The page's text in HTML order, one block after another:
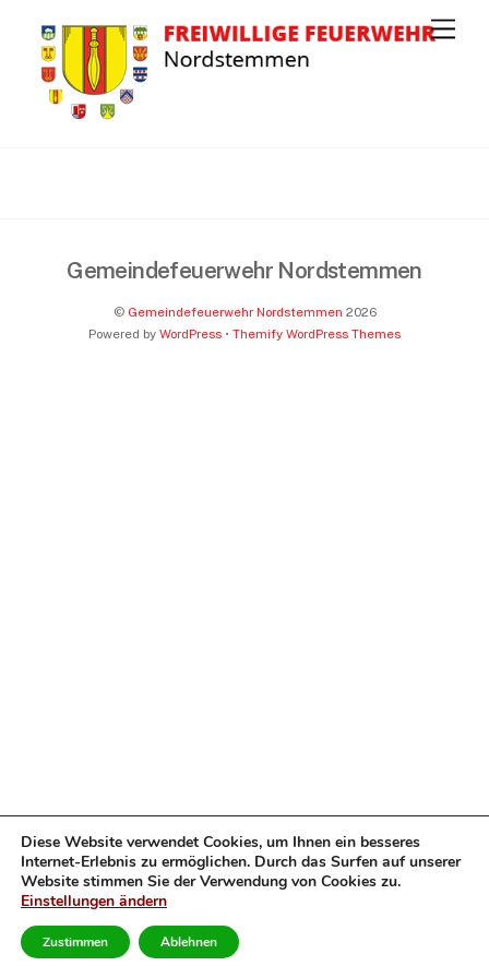
M
e
Gemeindefeuerwehr Nordstemmen
© Gemeindefeuerwehr Nordstemmen 2026
Powered by WordPress • Themify WordPress Themes
Diese Website verwendet Cookies, um Ihnen ein besseres
Internet-Erlebnis zu ermöglichen. Durch das Surfen auf unserer
Website stimmen Sie der Verwendung von Cookies zu.
Einstellungen ändern
Zustimmen Ablehnen